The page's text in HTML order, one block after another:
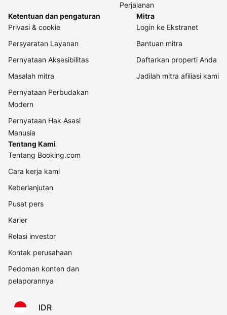
Perjalanan
Ketentuan dan pengaturan
Privasi & cookie
Persyaratan Layanan
Pernyataan Aksesibilitas
Masalah mitra
Pernyataan Perbudakan
Modern
Pernyataan Hak Asasi
Manusia
Mitra
Login ke Ekstranet
Bantuan mitra
Daftarkan properti Anda
Jadilah mitra afiliasi kami
Tentang Kami
Tentang Booking.com
Cara kerja kami
Keberlanjutan
Pusat pers
Karier
Relasi investor
Kontak perusahaan
Pedoman konten dan
pelaporannya
IDR